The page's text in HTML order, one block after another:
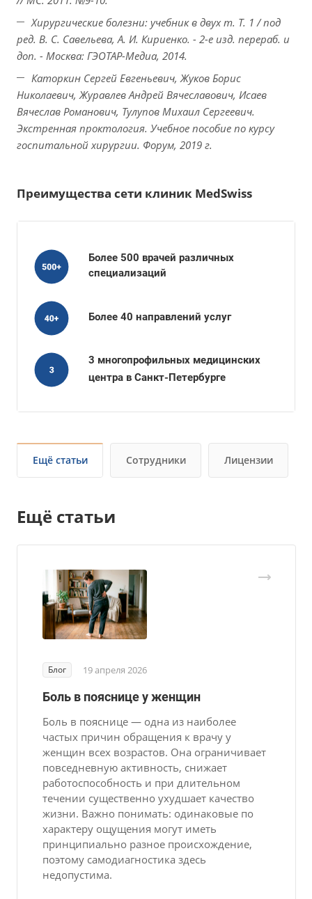
Хирургические болезни: учебник в двух т. Т. 1 / под
ред. В. С. Савельева, А. И. Кириенко. - 2-е изд. перераб. и
доп. - Москва: ГЭОТАР-Медиа, 2014.
Каторкин Сергей Евгеньевич, Жуков Борис
Николаевич, Журавлев Андрей Вячеславович, Исаев
Вячеслав Романович, Тулупов Михаил Сергеевич.
Экстренная проктология. Учебное пособие по курсу
госпитальной хирургии. Форум, 2019 г.
Преимущества сети клиник MedSwiss
Более 500 врачей различных
специализаций
Более 40 направлений услуг
3 многопрофильных медицинских
центра в Санкт-Петербурге
Ещё статьи Сотрудники Лицензии
Ещё статьи
Блог 19 апреля 2026
Боль в пояснице у женщин
Боль в пояснице — одна из наиболее
частых причин обращения к врачу у
женщин всех возрастов. Она ограничивает
повседневную активность, снижает
работоспособность и при длительном
течении существенно ухудшает качество
жизни. Важно понимать: одинаковые по
характеру ощущения могут иметь
принципиально разное происхождение,
поэтому самодиагностика здесь
недопустима.